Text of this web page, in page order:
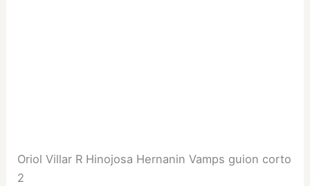
Oriol Villar R Hinojosa Hernanin Vamps guion corto
2